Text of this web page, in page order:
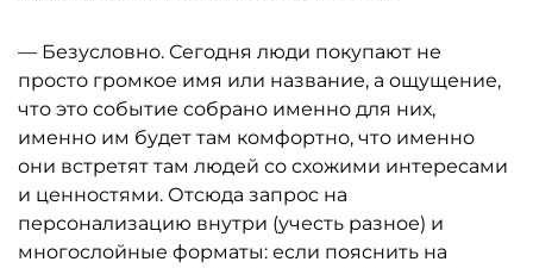
— Безусловно. Сегодня люди покупают не
просто громкое имя или название, а ощущение,
что это событие собрано именно для них,
именно им будет там комфортно, что именно
они встретят там людей со схожими интересами
и ценностями. Отсюда запрос на
персонализацию внутри (учесть разное) и
многослойные форматы: если пояснить на